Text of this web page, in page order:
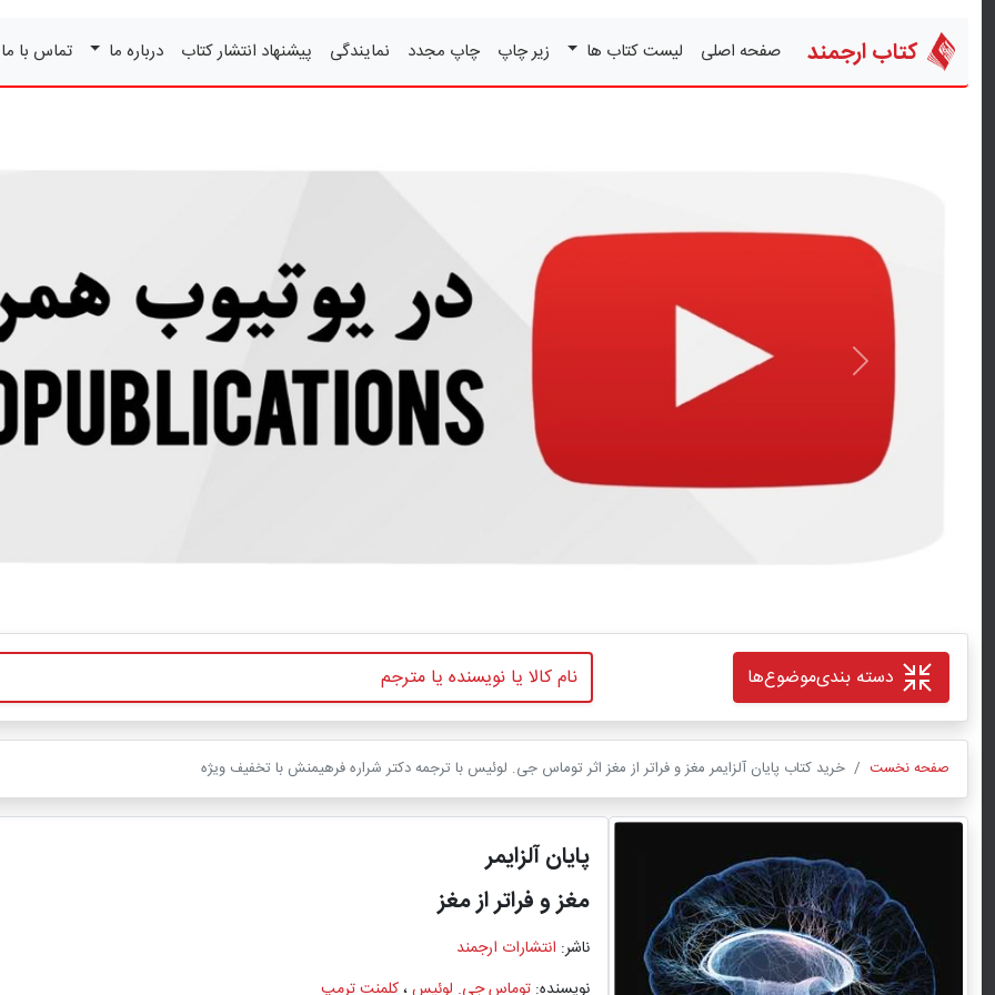
کتاب ارجمند صفحه اصلی لیست کتاب ها زیر چاپ چاپ مجدد نمایندگی پیشنهاد انتشار کتاب درباره ما تماس با
قبلی
دسته بندیموضوع‌ها
صفحه نخست خرید کتاب پایان آلزایمر مغز و فراتر از مغز اثر توماس جی. لوئیس با ترجمه دکتر شراره فرهیمنش با تخفیف ویژه
پایان آلزایمر
مغز و فراتر از مغز
ناشر: انتشارات ارجمند
نویسنده: توماس جی. لوئیس،کلمنت ترمپ